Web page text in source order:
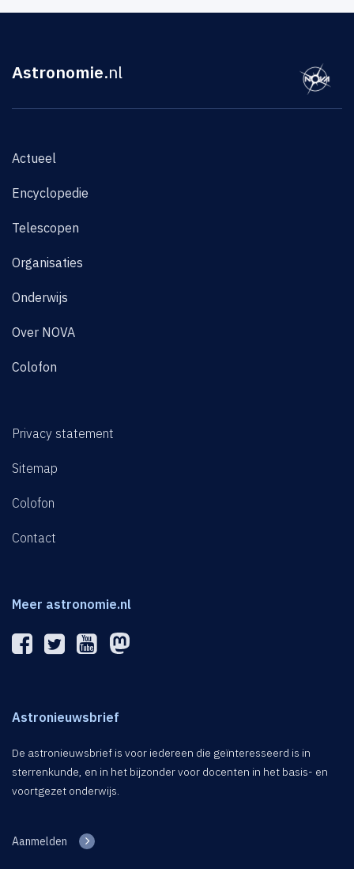
Astronomie.nl
Actueel
Encyclopedie
Telescopen
Organisaties
Onderwijs
Over NOVA
Colofon
Privacy statement
Sitemap
Colofon
Contact
Meer astronomie.nl
Astronieuwsbrief
De astronieuwsbrief is voor iedereen die geïnteresseerd is in
sterrenkunde, en in het bijzonder voor docenten in het basis- en
voortgezet onderwijs.
Aanmelden